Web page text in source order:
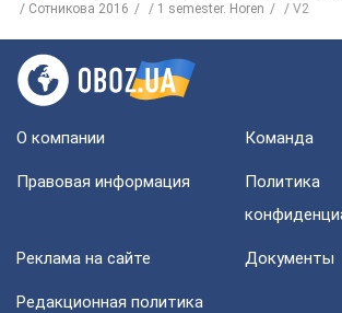
Сотникова 2016
1 semester. Horen V2
О компании Команда
Правовая информация
Политика
Реклама на сайте Документы
Редакционная политика